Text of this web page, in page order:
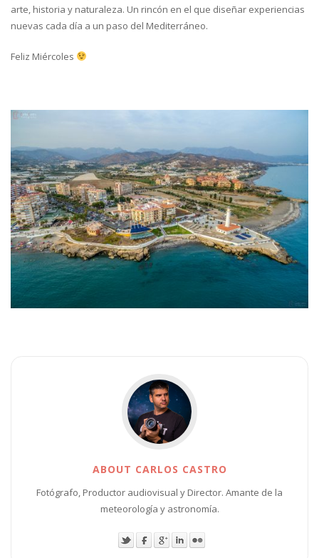
arte, historia y naturaleza. Un rincón en el que diseñar experiencias
nuevas cada día a un paso del Mediterráneo.
Feliz Miércoles
ABOUT CARLOS CASTRO
Fotógrafo, Productor audiovisual y Director. Amante de la
meteorología y astronomía.